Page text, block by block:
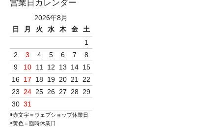
営業日カレンダー
2026年8月
日
月 火 水 木 金
土
1
2
3 4 5 6 7
8
9
10 11 12 13 14 15
16
17 18 19 20 21
22
23
24 25 26 27 28
29
30 31
◉赤文字＝ウェブショップ休業日
◉黄色＝臨時休業日